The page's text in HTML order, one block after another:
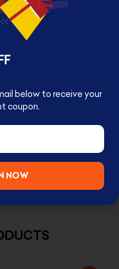
Cinderella
below to receive your
coupon.
NOW